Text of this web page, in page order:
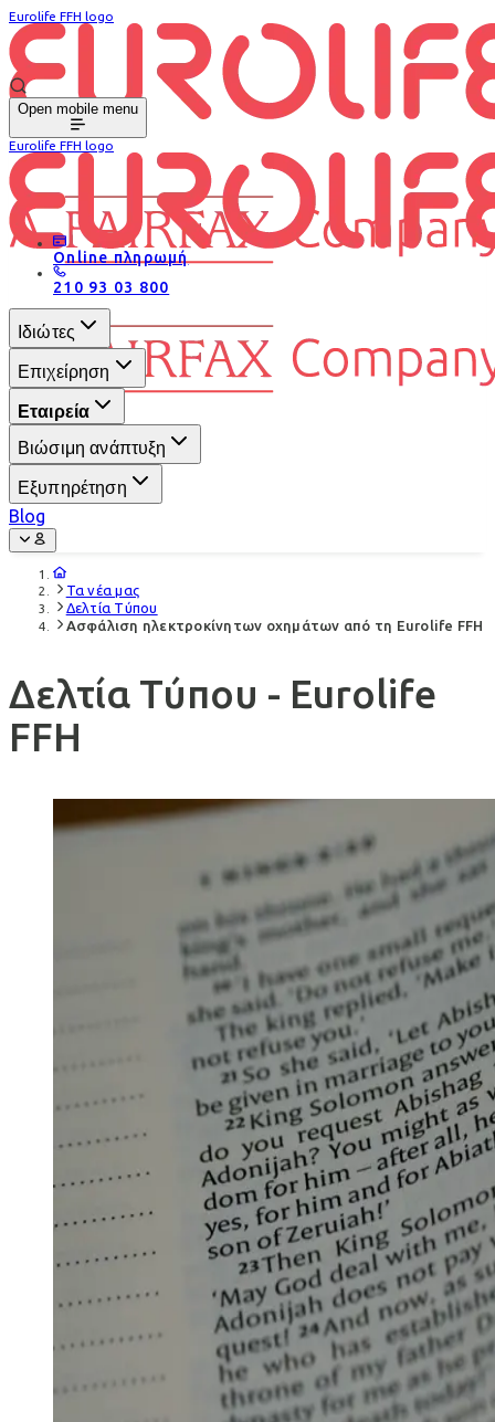
Eurolife FFH logo
Open mobile menu
Eurolife FFH logo
Online πληρωμή
210 93 03 800
Ιδιώτες
Επιχείρηση
Εταιρεία
Βιώσιμη ανάπτυξη
Εξυπηρέτηση
Blog
Τα νέα μας
Δελτία Τύπου
Ασφάλιση ηλεκτροκίνητων οχημάτων από τη Eurolife FFH
Δελτία Τύπου - Eurolife
FFH